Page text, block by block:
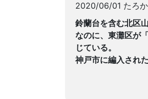
2020/06/01 たろ
鈴蘭台を含む北区
なのに、東灘区が
じている。
神戸市に編入され